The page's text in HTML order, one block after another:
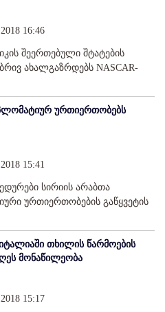
16:46
შეერთებული შტატების
ახალგაზრდებს NASCAR-
ურთიერთობებს
15:41
სირიის არაბთა
ურთიერთობების გაწყვეტის
თხილის წარმოების
მონაწილეობა
15:17